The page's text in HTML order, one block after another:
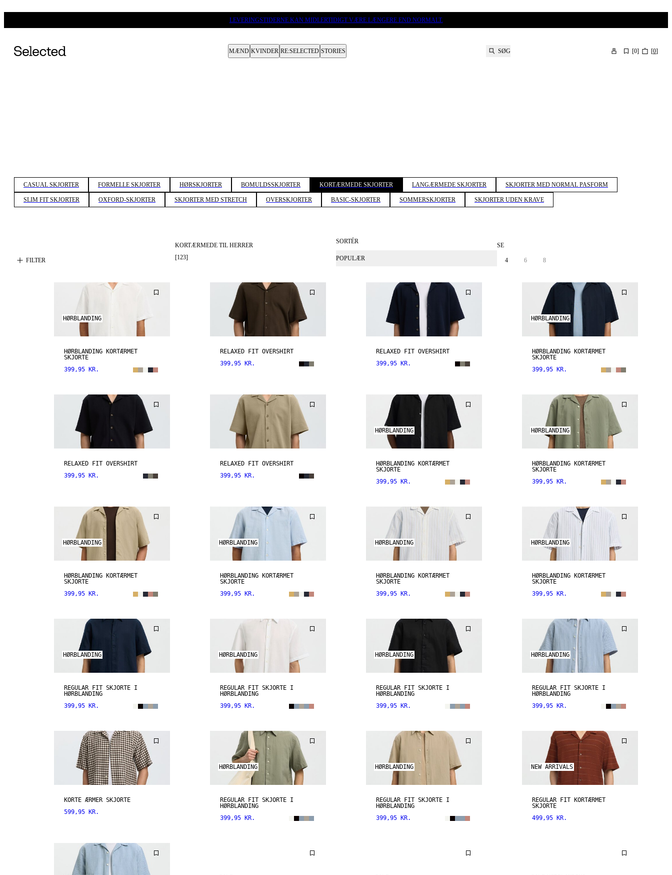
LEVERINGSTIDERNE KAN MIDLERTIDIGT VÆRE LÆNGERE END NORMALT.
MÆND KVINDER RE:SELECTED STORIES SØG [0] [0]
CASUAL SKJORTER FORMELLE SKJORTER HØRSKJORTER BOMULDSSKJORTER KORTÆRMEDE SKJORTER LANGÆRMEDE SKJORTER SKJORTER MED NORMAL PASFORM
SLIM FIT SKJORTER OXFORD-SKJORTER SKJORTER MED STRETCH OVERSKJORTER BASIC-SKJORTER SOMMERSKJORTER SKJORTER UDEN KRAVE
FILTER
KORTÆRMEDE TIL HERRER
[123]
SORTÉR
POPULÆR
SE
4 6 8
HØRBLANDING
HØRBLANDING KORTÆRMET
SKJORTE
399,95 KR.
RELAXED FIT OVERSHIRT
399,95 KR.
RELAXED FIT OVERSHIRT
399,95 KR.
HØRBLANDING
HØRBLANDING KORTÆRMET
SKJORTE
399,95 KR.
RELAXED FIT OVERSHIRT
399,95 KR.
RELAXED FIT OVERSHIRT
399,95 KR.
HØRBLANDING
HØRBLANDING KORTÆRMET
SKJORTE
399,95 KR.
HØRBLANDING
HØRBLANDING KORTÆRMET
SKJORTE
399,95 KR.
HØRBLANDING
HØRBLANDING KORTÆRMET
SKJORTE
399,95 KR.
HØRBLANDING
HØRBLANDING KORTÆRMET
SKJORTE
399,95 KR.
HØRBLANDING
HØRBLANDING KORTÆRMET
SKJORTE
399,95 KR.
HØRBLANDING
HØRBLANDING KORTÆRMET
SKJORTE
399,95 KR.
HØRBLANDING
REGULAR FIT SKJORTE I
HØRBLANDING
399,95 KR.
HØRBLANDING
REGULAR FIT SKJORTE I
HØRBLANDING
399,95 KR.
HØRBLANDING
REGULAR FIT SKJORTE I
HØRBLANDING
399,95 KR.
HØRBLANDING
REGULAR FIT SKJORTE I
HØRBLANDING
399,95 KR.
KORTE ÆRMER SKJORTE
599,95 KR.
HØRBLANDING
REGULAR FIT SKJORTE I
HØRBLANDING
399,95 KR.
HØRBLANDING
REGULAR FIT SKJORTE I
HØRBLANDING
399,95 KR.
NEW ARRIVALS
REGULAR FIT KORTÆRMET
SKJORTE
499,95 KR.